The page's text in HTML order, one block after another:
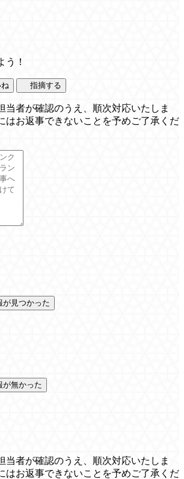
う！
指摘する
当者が確認のうえ、順次対応いたしま
はお返事できないことを予めご了承くだ
が見つかった
が無かった
当者が確認のうえ、順次対応いたしま
はお返事できないことを予めご了承くだ